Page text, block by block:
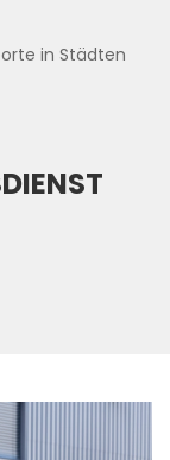
in Städten